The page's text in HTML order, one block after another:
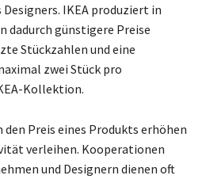
IKEA produziert in
dadurch günstigere Preise
Stückzahlen und eine
zwei Stück pro
Kollektion.
Preis eines Produkts erhöhen
verleihen. Kooperationen
und Designern dienen oft